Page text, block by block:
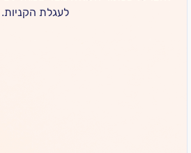
לעגלת הקניות.